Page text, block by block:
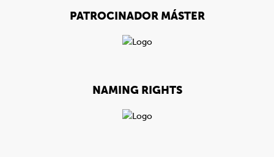
PATROCINADOR MÁSTER
NAMING RIGHTS